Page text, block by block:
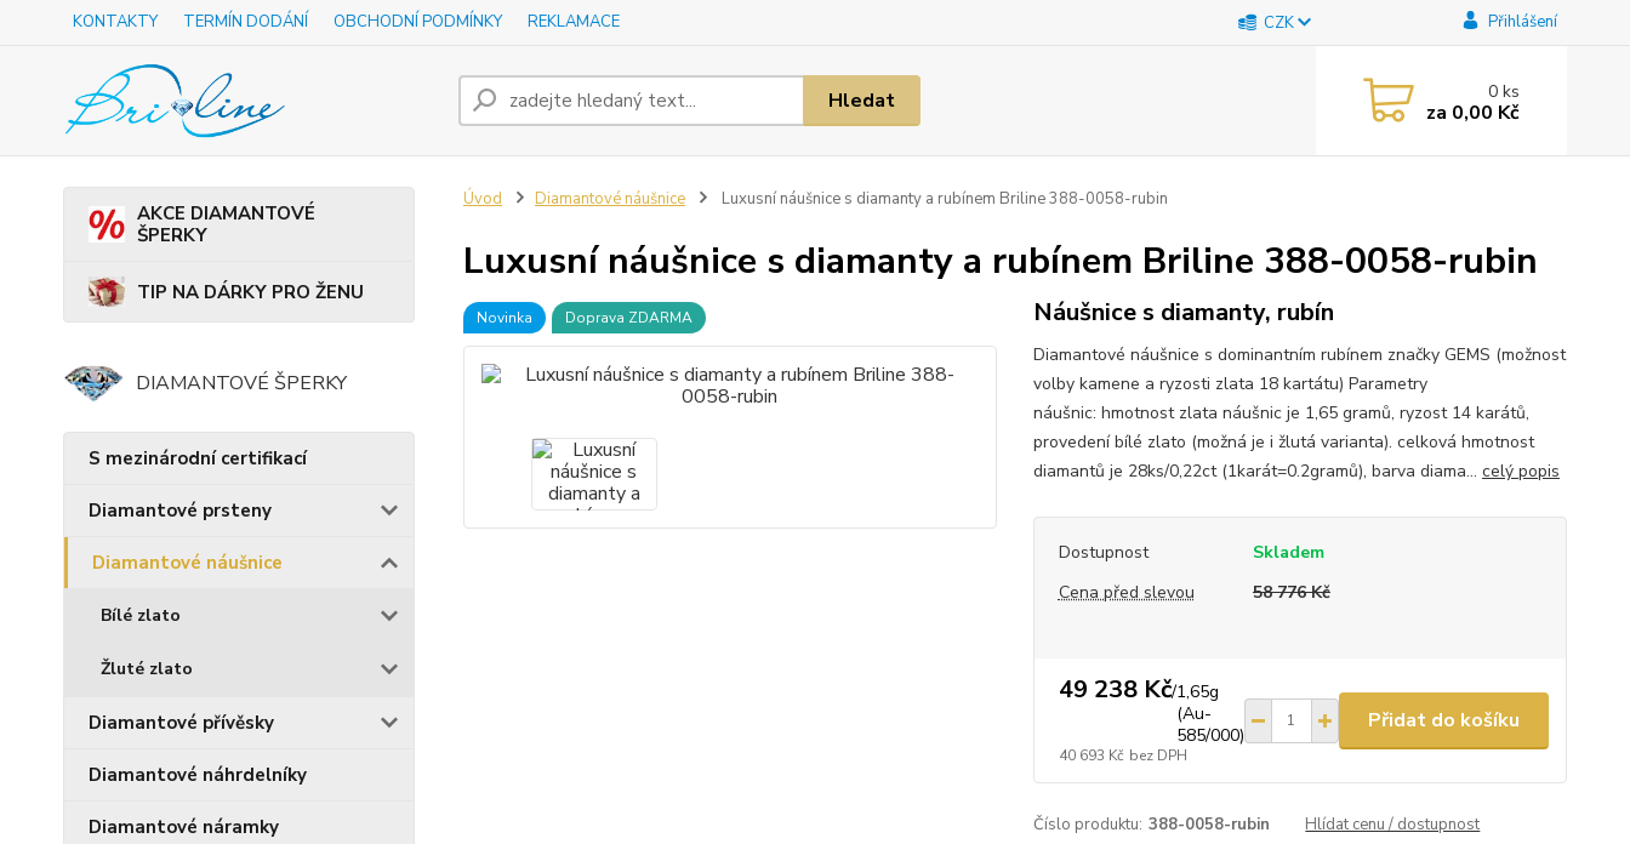
KONTAKTY TERMÍN DODÁNÍ OBCHODNÍ PODMÍNKY REKLAMACE CZK Přihlášení
Hledat 0ks
za 0,00 Kč
AKCE DIAMANTOVÉ
ŠPERKY
TIP NA DÁRKY PRO ŽENU
DIAMANTOVÉ ŠPERKY
S mezinárodní certifikací
Diamantové prsteny
Diamantové náušnice
Bílé zlato
Žluté zlato
Diamantové přívěsky
Diamantové náhrdelníky
Diamantové náramky
Úvod Diamantové náušnice Luxusní náušnice s diamanty a rubínem Briline 388-0058-rubin
Luxusní náušnice s diamanty a rubínem Briline 388-0058-rubin
Novinka Doprava ZDARMA Náušnice s diamanty, rubín
Diamantové náušnice s dominantním rubínem značky GEMS (možnost
volby kamene a ryzosti zlata 18 kartátu) Parametry
náušnic: hmotnost zlata náušnic je 1,65 gramů, ryzost 14 karátů,
provedení bílé zlato (možná je i žlutá varianta). celková hmotnost
diamantů je 28ks/0,22ct (1karát=0.2gramů), barva diama... celý popis
Dostupnost
Skladem
Cena před slevou
58 776 Kč
49 238 Kč/1,65g
(Au-
585/000)
40 693 Kč bez DPH
Přidat do košíku
Číslo produktu: 388-0058-rubin Hlídat cenu / dostupnost